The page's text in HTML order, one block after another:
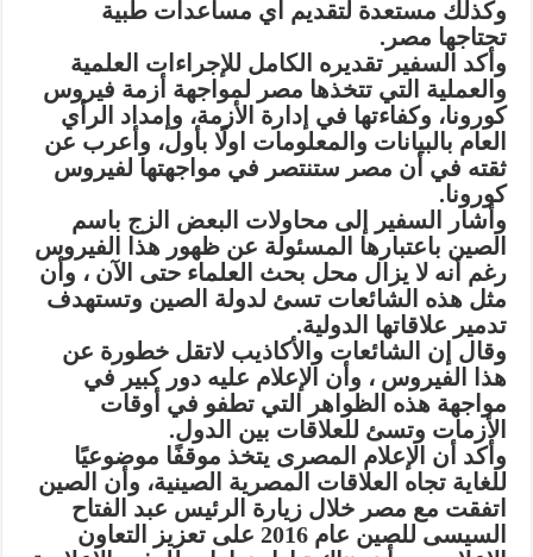
وكذلك مستعدة لتقديم أي مساعدات طبية
تحتاجها مصر.
وأكد السفير تقديره الكامل للإجراءات العلمية
والعملية التي تتخذها مصر لمواجهة أزمة فيروس
كورونا، وكفاءتها في إدارة الأزمة، وإمداد الرأي
العام بالبيانات والمعلومات اولًا بأول، وأعرب عن
ثقته في أن مصر ستنتصر في مواجهتها لفيروس
كورونا.
وأشار السفير إلى محاولات البعض الزج باسم
الصين باعتبارها المسئولة عن ظهور هذا الفيروس
رغم أنه لا يزال محل بحث العلماء حتى الآن ، وأن
مثل هذه الشائعات تسئ لدولة الصين وتستهدف
تدمير علاقاتها الدولية.
وقال إن الشائعات والأكاذيب لاتقل خطورة عن
هذا الفيروس ، وأن الإعلام عليه دور كبير في
مواجهة هذه الظواهر التي تطفو في أوقات
الأزمات وتسئ للعلاقات بين الدول.
وأكد أن الإعلام المصرى يتخذ موقفًا موضوعيًا
للغاية تجاه العلاقات المصرية الصينية، وأن الصين
اتفقت مع مصر خلال زيارة الرئيس عبد الفتاح
السيسى للصين عام 2016 على تعزيز التعاون